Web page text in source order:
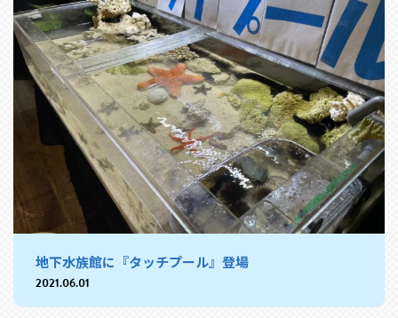
地下水族館に『タッチプール』登場
2021.06.01